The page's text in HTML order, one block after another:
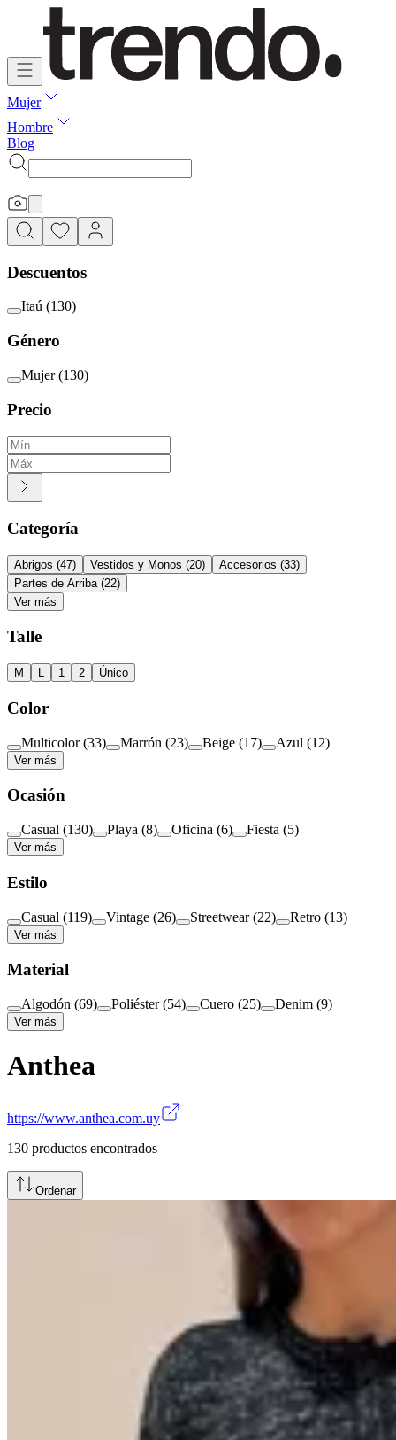
Mujer
Hombre
Blog
Descuentos
Itaú (130)
Género
Mujer (130)
Precio
Categoría
Abrigos (47) Vestidos y Monos (20) Accesorios (33)
Partes de Arriba (22)
Ver más
Talle
M L 1 2 Único
Color
Multicolor (33) Marrón (23) Beige (17) Azul (12)
Ver más
Ocasión
Casual (130) Playa (8) Oficina (6) Fiesta (5)
Ver más
Estilo
Casual (119) Vintage (26) Streetwear (22) Retro (13)
Ver más
Material
Algodón (69) Poliéster (54) Cuero (25) Denim (9)
Ver más
Anthea
https://www.anthea.com.uy
130 productos encontrados
Ordenar